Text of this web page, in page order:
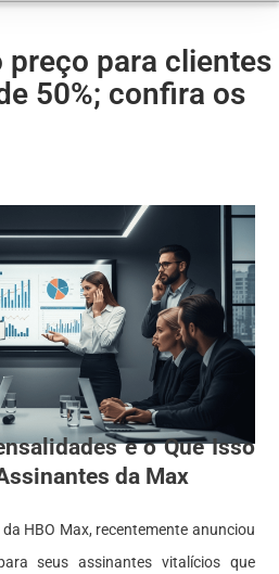
preço para clientes
50%; confira os
e o Que Isso
da Max
HBO Max, recentemente anunciou
seus assinantes vitalícios que